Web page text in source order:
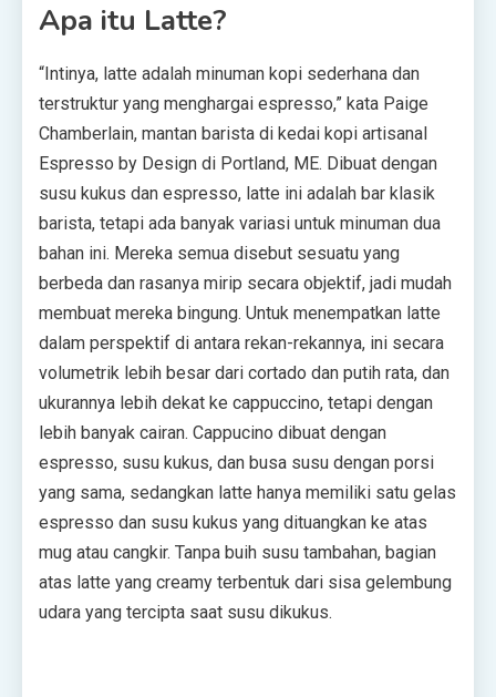
Apa itu Latte?
“Intinya, latte adalah minuman kopi sederhana dan
terstruktur yang menghargai espresso,” kata Paige
Chamberlain, mantan barista di kedai kopi artisanal
Espresso by Design di Portland, ME. Dibuat dengan
susu kukus dan espresso, latte ini adalah bar klasik
barista, tetapi ada banyak variasi untuk minuman dua
bahan ini. Mereka semua disebut sesuatu yang
berbeda dan rasanya mirip secara objektif, jadi mudah
membuat mereka bingung. Untuk menempatkan latte
dalam perspektif di antara rekan-rekannya, ini secara
volumetrik lebih besar dari cortado dan putih rata, dan
ukurannya lebih dekat ke cappuccino, tetapi dengan
lebih banyak cairan. Cappucino dibuat dengan
espresso, susu kukus, dan busa susu dengan porsi
yang sama, sedangkan latte hanya memiliki satu gelas
espresso dan susu kukus yang dituangkan ke atas
mug atau cangkir. Tanpa buih susu tambahan, bagian
atas latte yang creamy terbentuk dari sisa gelembung
udara yang tercipta saat susu dikukus.